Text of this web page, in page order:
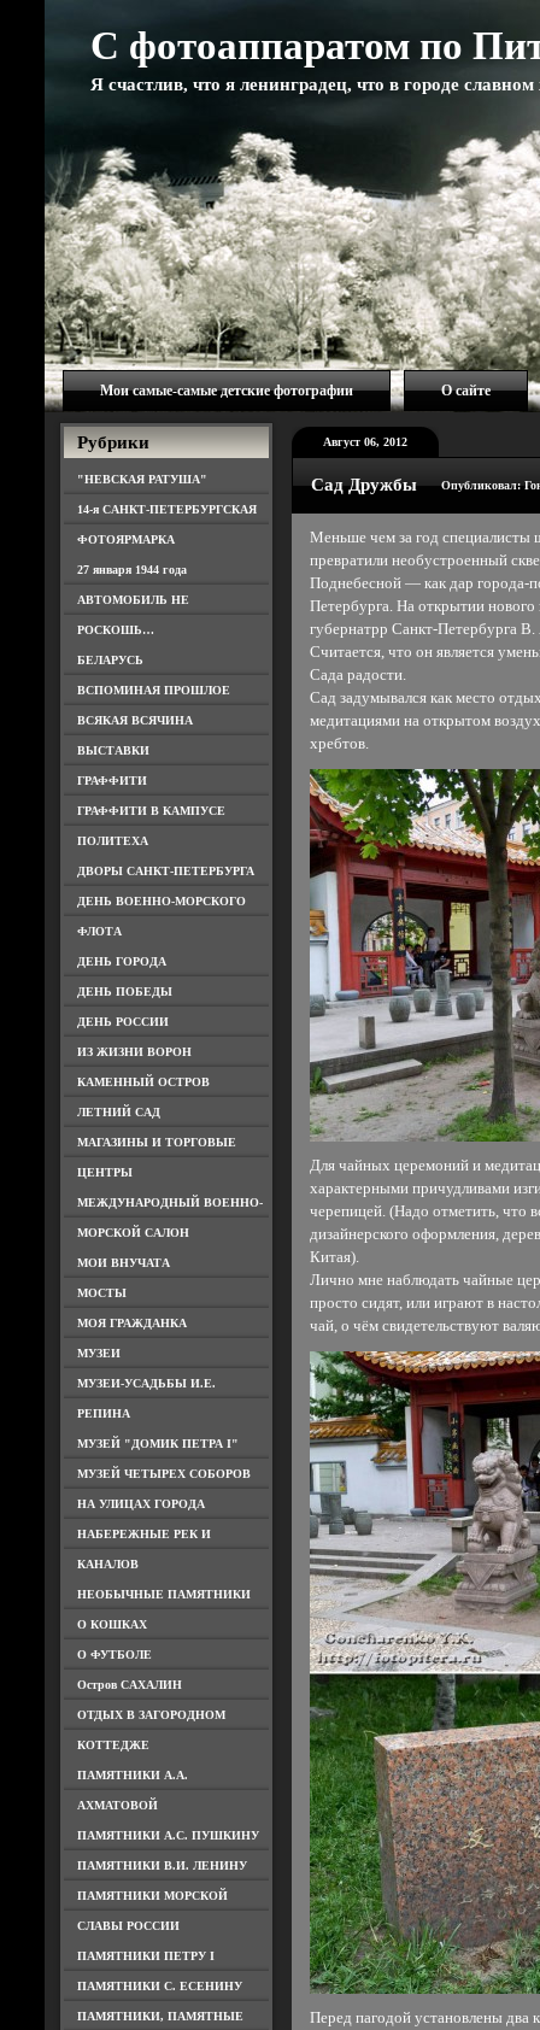
С фотоаппаратом по
Я счастлив, что я ленинградец, что в городе
Мои самые-самые детские фотографии О сайте
Рубрики
"НЕВСКАЯ РАТУША"
14-я САНКТ-ПЕТЕРБУРГСКАЯ
ФОТОЯРМАРКА
27 января 1944 года
АВТОМОБИЛЬ НЕ
РОСКОШЬ…
БЕЛАРУСЬ
ВСПОМИНАЯ ПРОШЛОЕ
ВСЯКАЯ ВСЯЧИНА
ВЫСТАВКИ
ГРАФФИТИ
ГРАФФИТИ В КАМПУСЕ
ПОЛИТЕХА
ДВОРЫ САНКТ-ПЕТЕРБУРГА
ДЕНЬ ВОЕННО-МОРСКОГО
ФЛОТА
ДЕНЬ ГОРОДА
ДЕНЬ ПОБЕДЫ
ДЕНЬ РОССИИ
ИЗ ЖИЗНИ ВОРОН
КАМЕННЫЙ ОСТРОВ
ЛЕТНИЙ САД
МАГАЗИНЫ И ТОРГОВЫЕ
ЦЕНТРЫ
МЕЖДУНАРОДНЫЙ ВОЕННО-
МОРСКОЙ САЛОН
МОИ ВНУЧАТА
МОСТЫ
МОЯ ГРАЖДАНКА
МУЗЕИ
МУЗЕИ-УСАДЬБЫ И.Е.
РЕПИНА
МУЗЕЙ "ДОМИК ПЕТРА I"
МУЗЕЙ ЧЕТЫРЕХ СОБОРОВ
НА УЛИЦАХ ГОРОДА
НАБЕРЕЖНЫЕ РЕК И
КАНАЛОВ
НЕОБЫЧНЫЕ ПАМЯТНИКИ
О КОШКАХ
О ФУТБОЛЕ
Остров САХАЛИН
ОТДЫХ В ЗАГОРОДНОМ
КОТТЕДЖЕ
ПАМЯТНИКИ А.А.
АХМАТОВОЙ
ПАМЯТНИКИ А.С. ПУШКИНУ
ПАМЯТНИКИ В.И. ЛЕНИНУ
ПАМЯТНИКИ МОРСКОЙ
СЛАВЫ РОССИИ
ПАМЯТНИКИ ПЕТРУ I
ПАМЯТНИКИ С. ЕСЕНИНУ
ПАМЯТНИКИ, ПАМЯТНЫЕ
Август 06, 2012
Сад Дружбы Опубликовал:
Меньше чем за год специалисты
превратили необустроенный
Поднебесной — как дар города-
Петербурга. На открытии нового
губернатрр Санкт-Петербурга
Считается, что он является
Сада радости.
Сад задумывался как место
медитациями на открытом
хребтов.
Для чайных церемоний и
характерными причудливами
черепицей. (Надо отметить, что
дизайнерского оформления,
Китая).
Лично мне наблюдать чайные
просто сидят, или играют в
чай, о чём свидетельствуют
Перед пагодой установлены